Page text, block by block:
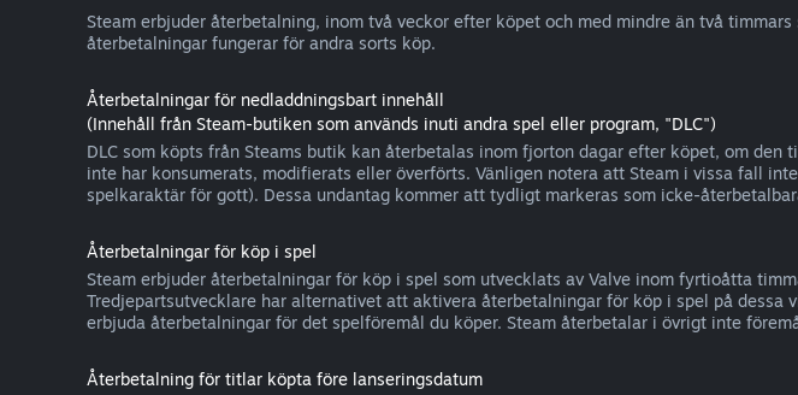
Steam erbjuder återbetalning, inom två veckor efter köpet och med mindre än två
återbetalningar fungerar för andra sorts köp.
Återbetalningar för nedladdningsbart innehåll
(Innehåll från Steam-butiken som används inuti andra spel eller program, "DLC")
DLC som köpts från Steams butik kan återbetalas inom fjorton dagar efter köpet, om
inte har konsumerats, modifierats eller överförts. Vänligen notera att Steam i vissa fall
spelkaraktär för gott). Dessa undantag kommer att tydligt markeras som icke-
Återbetalningar för köp i spel
Steam erbjuder återbetalningar för köp i spel som utvecklats av Valve inom fyrtioåtta
Tredjepartsutvecklare har alternativet att aktivera återbetalningar för köp i spel på
erbjuda återbetalningar för det spelföremål du köper. Steam återbetalar i övrigt inte
Återbetalning för titlar köpta före lanseringsdatum